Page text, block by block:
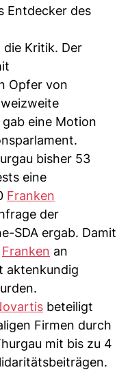
Entdecker des
die Kritik. Der
Opfer von
eine Motion
bisher 53
eine
Franken
der
SDA ergab. Damit
Franken an
aktenkundig
beteiligt
Firmen durch
mit bis zu 4